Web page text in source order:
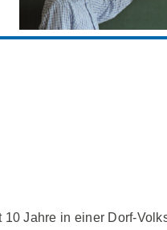
Jahre in einer Dorf-